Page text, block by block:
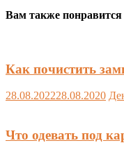
Вам также понравится
Как почистить
28.08.202228.08.2020
Что одевать под